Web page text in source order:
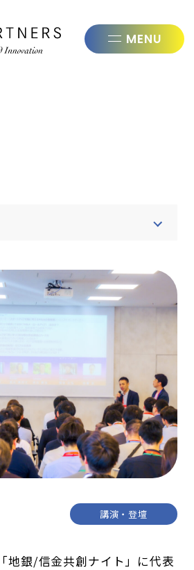
株式会社
講演・登壇
地銀/信金共創ナイト」に代表